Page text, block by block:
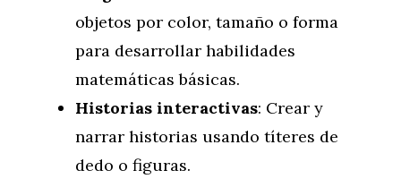
objetos por color, tamaño o forma
para desarrollar habilidades
matemáticas básicas.
Historias interactivas: Crear y
narrar historias usando títeres de
dedo o figuras.